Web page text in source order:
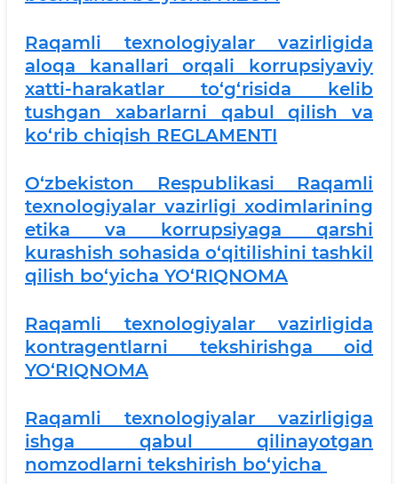
Raqamli texnologiyalar vazirligida
aloqa kanallari orqali korrupsiyaviy
xatti-harakatlar to‘g‘risida kelib
tushgan xabarlarni qabul qilish va
ko‘rib chiqish REGLAMENTI
O‘zbekiston Respublikasi Raqamli
texnologiyalar vazirligi xodimlarining
etika va korrupsiyaga qarshi
kurashish sohasida o‘qitilishini tashkil
qilish bo‘yicha YO‘RIQNOMA
Raqamli texnologiyalar vazirligida
kontragentlarni tekshirishga oid
YO‘RIQNOMA
Raqamli texnologiyalar vazirligiga
ishga qabul qilinayotgan
nomzodlarni tekshirish bo‘yicha